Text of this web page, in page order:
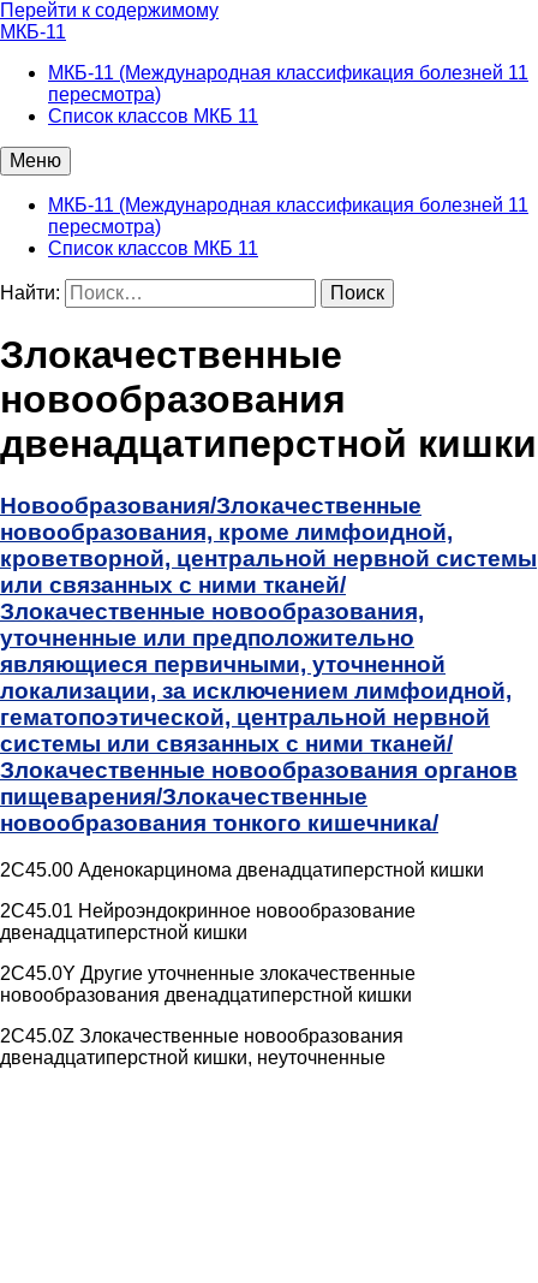
Перейти к содержимому
МКБ-11
МКБ-11 (Международная классификация болезней 11
пересмотра)
Список классов МКБ 11
Меню
МКБ-11 (Международная классификация болезней 11
пересмотра)
Список классов МКБ 11
Найти:
Злокачественные
новообразования
двенадцатиперстной кишки
Новообразования/Злокачественные
новообразования, кроме лимфоидной,
кроветворной, центральной нервной системы
или связанных с ними тканей/
Злокачественные новообразования,
уточненные или предположительно
являющиеся первичными, уточненной
локализации, за исключением лимфоидной,
гематопоэтической, центральной нервной
системы или связанных с ними тканей/
Злокачественные новообразования органов
пищеварения/Злокачественные
новообразования тонкого кишечника/
2C45.00 Аденокарцинома двенадцатиперстной кишки
2C45.01 Нейроэндокринное новообразование
двенадцатиперстной кишки
2C45.0Y Другие уточненные злокачественные
новообразования двенадцатиперстной кишки
2C45.0Z Злокачественные новообразования
двенадцатиперстной кишки, неуточненные